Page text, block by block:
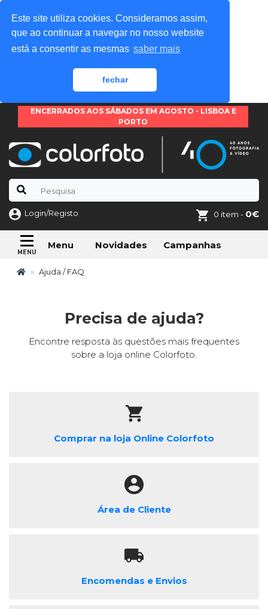
Este site utiliza cookies. Consideramos assim,
que ao continuar a navegar no nosso website
está a consentir as mesmas saber mais
fechar
ENCERRADOS AOS SÁBADOS EM AGOSTO - LISBOA E
PORTO
Login/Registo 0 item - 0€
Menu Novidades Campanhas
Ajuda / FAQ
Precisa de ajuda?
Encontre resposta às questões mais frequentes
sobre a loja online Colorfoto.
Comprar na loja Online Colorfoto
Área de Cliente
Encomendas e Envios